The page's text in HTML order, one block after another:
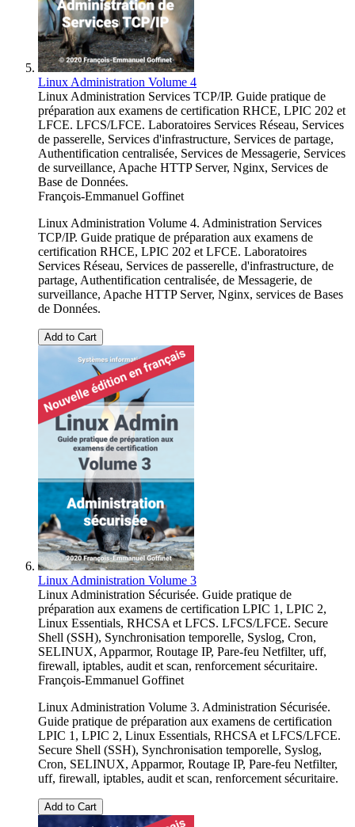
Linux Administration Volume 4
Linux Administration Services TCP/IP. Guide pratique de
préparation aux examens de certification RHCE, LPIC 202 et
LFCE. LFCS/LFCE. Laboratoires Services Réseau, Services
de passerelle, Services d'infrastructure, Services de partage,
Authentification centralisée, Services de Messagerie, Services
de surveillance, Apache HTTP Server, Nginx, Services de
Base de Données.
François-Emmanuel Goffinet
Linux Administration Volume 4. Administration Services
TCP/IP. Guide pratique de préparation aux examens de
certification RHCE, LPIC 202 et LFCE. Laboratoires
Services Réseau, Services de passerelle, d'infrastructure, de
partage, Authentification centralisée, de Messagerie, de
surveillance, Apache HTTP Server, Nginx, services de Bases
de Données.
Add to Cart
Linux Administration Volume 3
Linux Administration Sécurisée. Guide pratique de
préparation aux examens de certification LPIC 1, LPIC 2,
Linux Essentials, RHCSA et LFCS. LFCS/LFCE. Secure
Shell (SSH), Synchronisation temporelle, Syslog, Cron,
SELINUX, Apparmor, Routage IP, Pare-feu Netfilter, uff,
firewall, iptables, audit et scan, renforcement sécuritaire.
François-Emmanuel Goffinet
Linux Administration Volume 3. Administration Sécurisée.
Guide pratique de préparation aux examens de certification
LPIC 1, LPIC 2, Linux Essentials, RHCSA et LFCS/LFCE.
Secure Shell (SSH), Synchronisation temporelle, Syslog,
Cron, SELINUX, Apparmor, Routage IP, Pare-feu Netfilter,
uff, firewall, iptables, audit et scan, renforcement sécuritaire.
Add to Cart